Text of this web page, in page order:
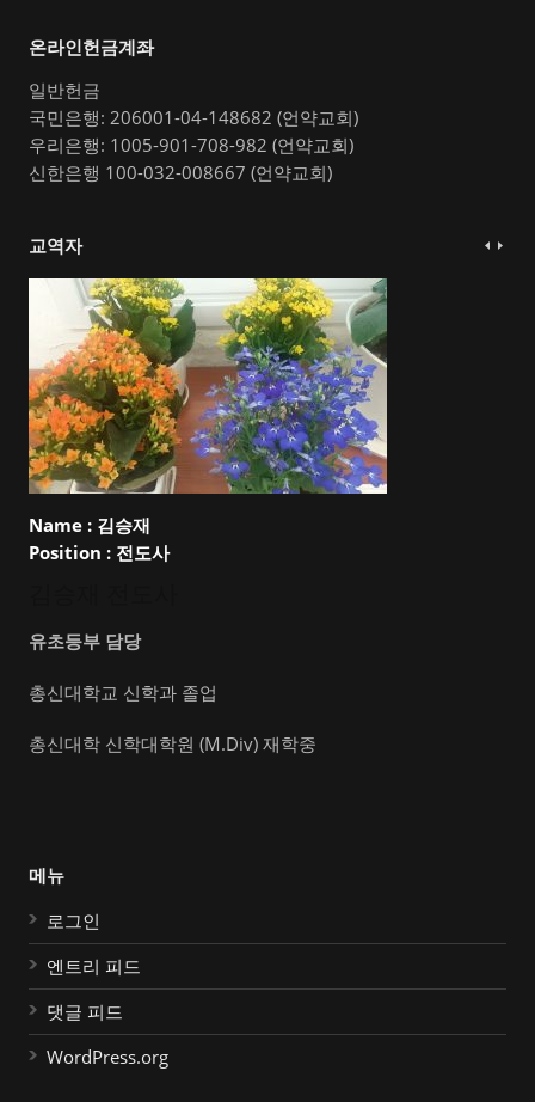
온라인헌금계좌
일반헌금
국민은행: 206001-04-148682 (언약교회)
우리은행: 1005-901-708-982 (언약교회)
신한은행 100-032-008667 (언약교회)
교역자
Name : 김승재
Position : 전도사
유초등부 담당
총신대학교 신학과 졸업
총신대학 신학대학원 (M.Div) 재학중
메뉴
로그인
엔트리 피드
댓글 피드
WordPress.org